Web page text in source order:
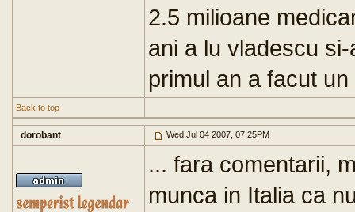
2.5 milioane
ani a lu vladescu
primul an a facut
Back to top
dorobant Wed Jul 04 2007, 07:25PM
... fara comentarii,
munca in Italia ca